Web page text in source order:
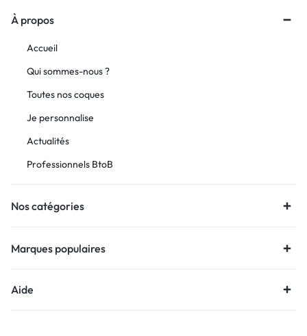
À propos
Accueil
Qui sommes-nous ?
Toutes nos coques
Je personnalise
Actualités
Professionnels BtoB
Nos catégories
Marques populaires
Aide